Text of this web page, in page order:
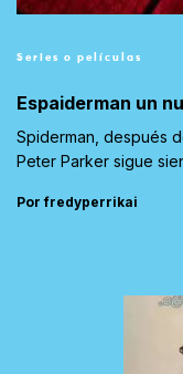
Series o películas
Espaiderman un
Spiderman, después
Peter Parker sigue
Por fredyperrikai